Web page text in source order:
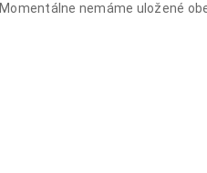
Momentálne nemáme uložené